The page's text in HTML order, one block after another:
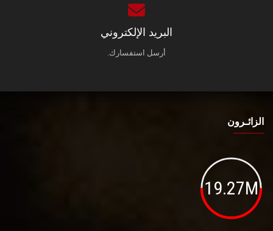
البريد الإلكتروني
أرسل استفسارك.
الزائـرون
19.27M